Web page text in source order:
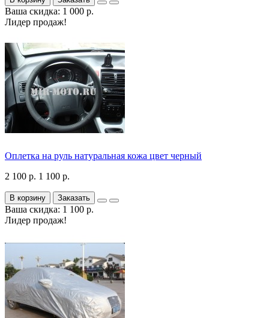
Ваша скидка: 1 000 р.
Лидер продаж!
Оплетка на руль натуральная кожа цвет черный
2 100 р. 1 100 р.
В корзину Заказать
Ваша скидка: 1 100 р.
Лидер продаж!